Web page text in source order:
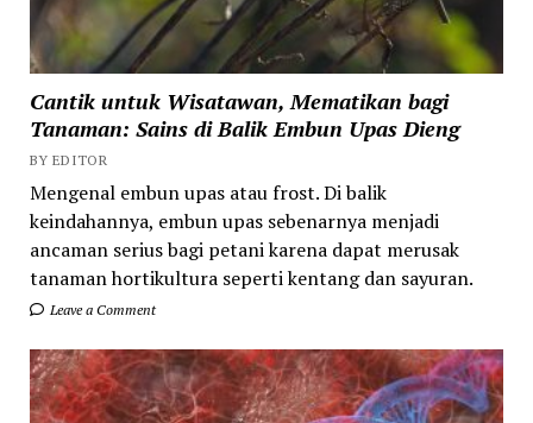
Cantik untuk Wisatawan, Mematikan bagi
Tanaman: Sains di Balik Embun Upas Dieng
BY EDITOR
Mengenal embun upas atau frost. Di balik
keindahannya, embun upas sebenarnya menjadi
ancaman serius bagi petani karena dapat merusak
tanaman hortikultura seperti kentang dan sayuran.
Leave a Comment